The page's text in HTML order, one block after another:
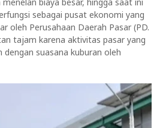
sebagai pusat ekonomi yang
oleh Perusahaan Daerah Pasar (PD.
tajam karena aktivitas pasar yang
dengan suasana kuburan oleh